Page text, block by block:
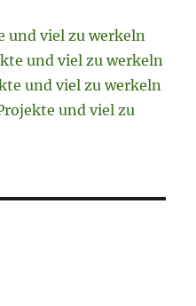
und viel zu werkeln
und viel zu werkeln
und viel zu werkeln
und viel zu